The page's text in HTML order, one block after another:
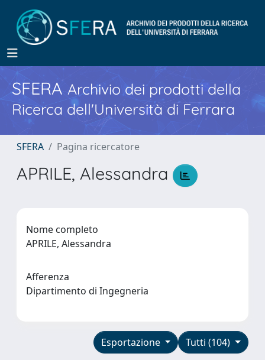
SFERA Archivio dei prodotti della
Ricerca dell'Università di Ferrara
SFERA Pagina ricercatore
APRILE, Alessandra
Nome completo
APRILE, Alessandra
Afferenza
Dipartimento di Ingegneria
Tutti (104)
Esportazione